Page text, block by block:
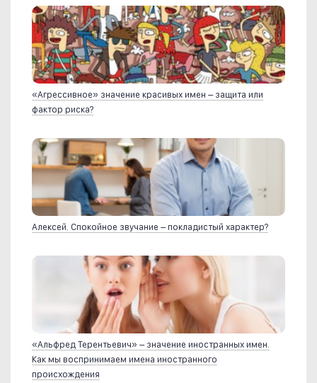
«Агрессивное» значение красивых имен – защита или
фактор риска?
Алексей. Спокойное звучание – покладистый характер?
«Альфред Терентьевич» – значение иностранных имен.
Как мы воспринимаем имена иностранного
происхождения